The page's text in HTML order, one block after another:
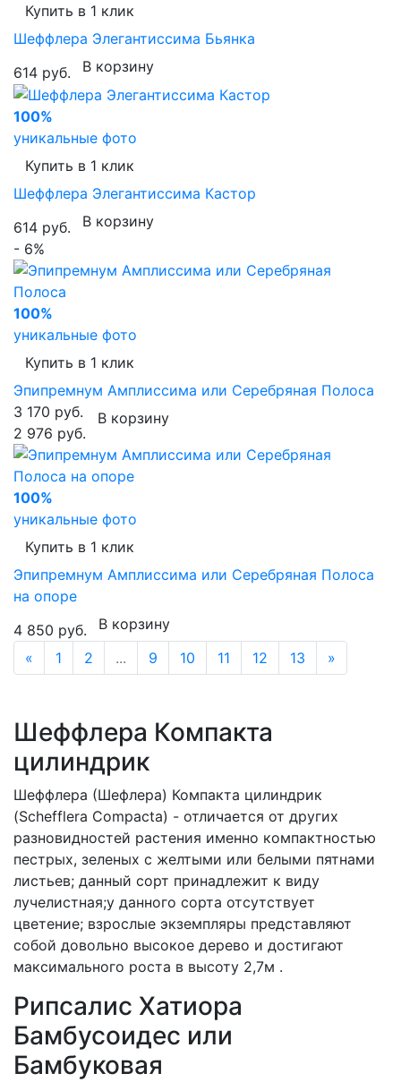
Купить в 1 клик
Шеффлера Элегантиссима Бьянка
614 руб.
В корзину
100%
уникальные фото
Купить в 1 клик
Шеффлера Элегантиссима Кастор
614 руб.
В корзину
- 6%
100%
уникальные фото
Купить в 1 клик
Эпипремнум Амплиссима или Серебряная Полоса
3 170 руб.
2 976 руб.
В корзину
100%
уникальные фото
Купить в 1 клик
Эпипремнум Амплиссима или Серебряная Полоса
на опоре
4 850 руб.
В корзину
«
1 2 ... 9 10 11 12 13 »
Шеффлера Компакта
цилиндрик
Шеффлера (Шефлера) Компакта цилиндрик
(Schefflera Compacta) - отличается от других
разновидностей растения именно компактностью
пестрых, зеленых с желтыми или белыми пятнами
листьев; данный сорт принадлежит к виду
лучелистная;у данного сорта отсутствует
цветение; взрослые экземпляры представляют
собой довольно высокое дерево и достигают
максимального роста в высоту 2,7м .
Рипсалис Хатиора
Бамбусоидес или
Бамбуковая